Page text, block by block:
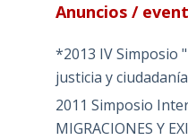
Anuncios /
*2013 IV Simposio
justicia y
2011 Simposio
MIGRACIONES Y